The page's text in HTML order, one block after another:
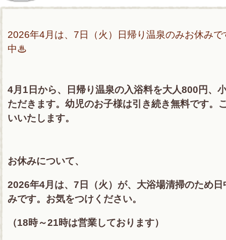
2026年4月は、7日（火）日帰り温泉のみお休み
中♨
4月1日から、日帰り温泉の入浴料を大人800円、
ただきます。幼児のお子様は引き続き無料です。
いいたします。
お休みについて、
2026年4月は、7日（火）が、大浴場清掃のため
みです。お気をつけください。
（18時～21時は営業しております）